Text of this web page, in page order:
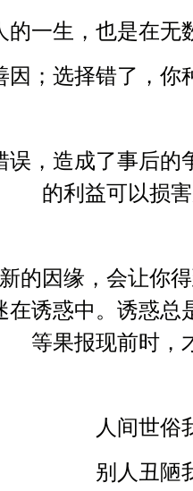
的一生，也是在无
；选择错了，你
，造成了事后
的利益可以损害
的因缘，会让你
诱惑中。诱惑
等果报现前时，
人间世俗
别人丑陋